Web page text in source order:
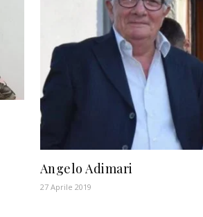
Angelo Adimari
27 Aprile 2019